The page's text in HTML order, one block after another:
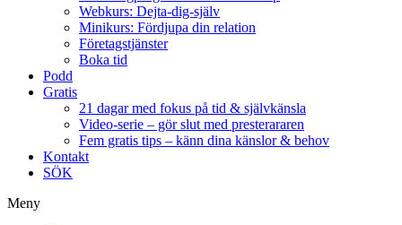
Webkurs: Dejta-dig-själv
Minikurs: Fördjupa din relation
Företagstjänster
Boka tid
Podd
Gratis
21 dagar med fokus på tid & självkänsla
Video-serie – gör slut med presterararen
Fem gratis tips – känn dina känslor & behov
Kontakt
SÖK
Meny